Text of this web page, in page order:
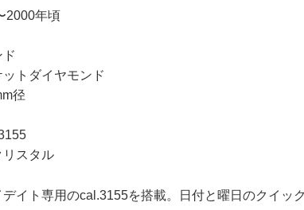
2000年頃
トダイヤモンド
径
リスタル
デイト専用のcal.3155を搭載。日付と曜日のクイッ